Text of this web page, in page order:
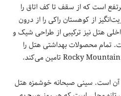
است که از سقف تا کف اتاق را
از کوهستان راکی را از درون
هتل نیز ترکیبی از طراحی شیک و
تمام محصولات بهداشتی هتل را
است. سینی صبحانه خوشمزه هتل